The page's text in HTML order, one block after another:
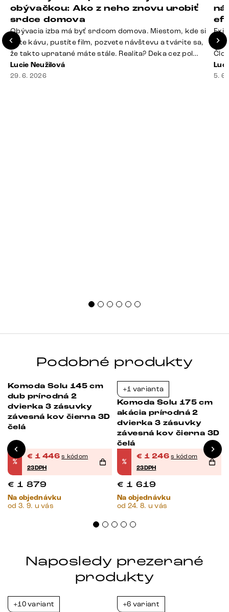
obývačkou: Ako z neho znovu urobiť
srdce domova
Obývacia izba má byť srdcom domova. Miestom, kde si
dáte kávu, pustíte film, pozvete návštevu a tvárite sa,
že takto upratané máte stále. Realita? Deka cez pol
sedačky, ovládač záhadne zmizol, konferenčný stolík
slúži ako odkladisko všetkého od účteniek po balzam
Lucie Neužilová
29. 6. 2026
si
5.
Podobné produkty
-23%
Komoda Solu 145 cm
dub prírodná 2
dvierka 3 zásuvky
závesná kov čierna 3D
čelá
%
€ 1 446 s kódom
23DPH
€ 1 879
Na objednávku
od 3. 9. u vás
+1 varianta
Komoda Solu 175 cm
akácia prírodná 2
dvierka 3 zásuvky
závesná kov čierna 3D
čelá
%
€ 1 246 s kódom
23DPH
€ 1 619
Na objednávku
od 24. 8. u vás
Naposledy prezerané
produkty
+10 variant +6 variant